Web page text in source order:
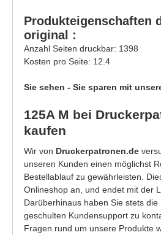
Produkteigenschaften
original :
Anzahl Seiten druckbar: 1398
Kosten pro Seite: 12.4
Sie sehen - Sie sparen mit
125A M bei
kaufen
Wir von Druckerpatronen.de
unseren Kunden einen möglichst
Bestellablauf zu gewährleisten.
Onlineshop an, und endet mit der
Darüberhinaus haben Sie stets
geschulten Kundensupport zu
Fragen rund um unsere Produkte